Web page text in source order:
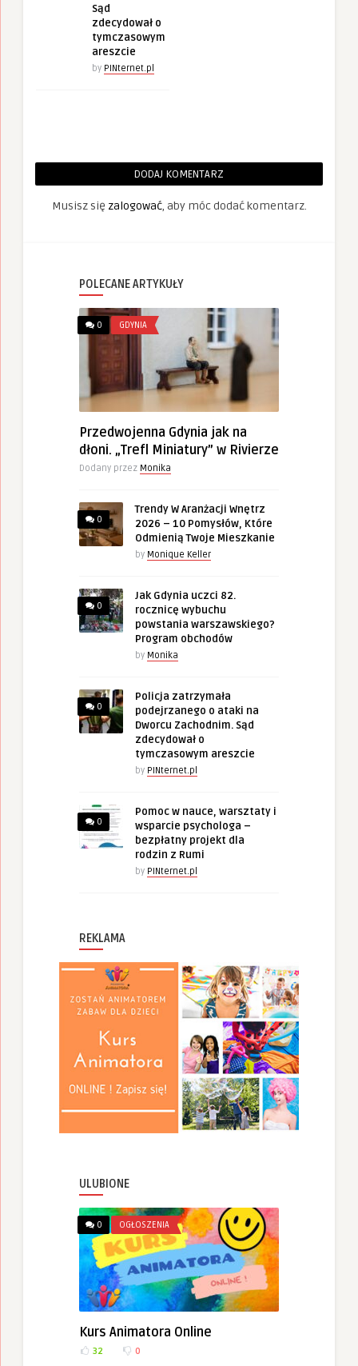
Sąd
zdecydował o
tymczasowym
areszcie
by PINternet.pl
DODAJ KOMENTARZ
Musisz się zalogować, aby móc dodać komentarz.
POLECANE ARTYKUŁY
0 GDYNIA
Przedwojenna Gdynia jak na
dłoni. „Trefl Miniatury” w Rivierze
Dodany przez Monika
0
Trendy W Aranżacji Wnętrz
2026 – 10 Pomysłów, Które
Odmienią Twoje Mieszkanie
by Monique Keller
0
Jak Gdynia uczci 82.
rocznicę wybuchu
powstania warszawskiego?
Program obchodów
by Monika
0
Policja zatrzymała
podejrzanego o ataki na
Dworcu Zachodnim. Sąd
zdecydował o
tymczasowym areszcie
by PINternet.pl
0
Pomoc w nauce, warsztaty i
wsparcie psychologa –
bezpłatny projekt dla
rodzin z Rumi
by PINternet.pl
REKLAMA
ULUBIONE
0 OGŁOSZENIA
Kurs Animatora Online
32 0